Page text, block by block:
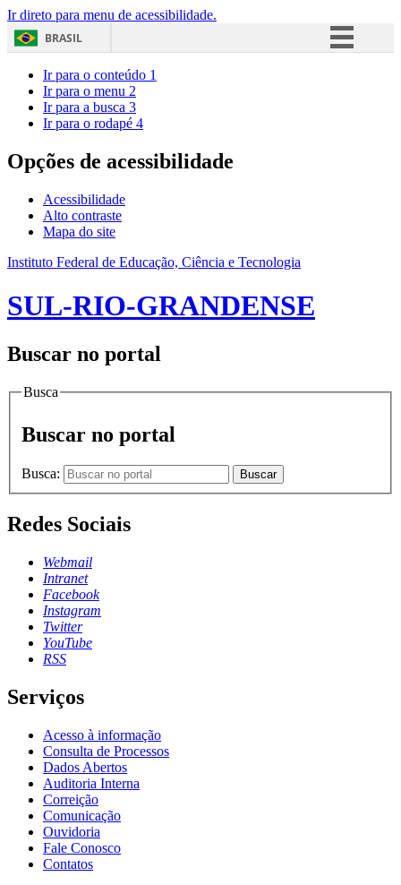
Ir direto para menu de acessibilidade.
BRASIL
Acesso à informação
Ir para o conteúdo 1
Ir para o menu 2
Ir para a busca 3
Ir para o rodapé 4
Opções de acessibilidade
Acessibilidade
Alto contraste
Mapa do site
Instituto Federal de Educação, Ciência e Tecnologia
SUL-RIO-GRANDENSE
Buscar no portal
Busca
Buscar no portal
Busca: Buscar
Redes Sociais
Webmail
Intranet
Facebook
Instagram
Twitter
YouTube
RSS
Serviços
Acesso à informação
Consulta de Processos
Dados Abertos
Auditoria Interna
Correição
Comunicação
Ouvidoria
Fale Conosco
Contatos